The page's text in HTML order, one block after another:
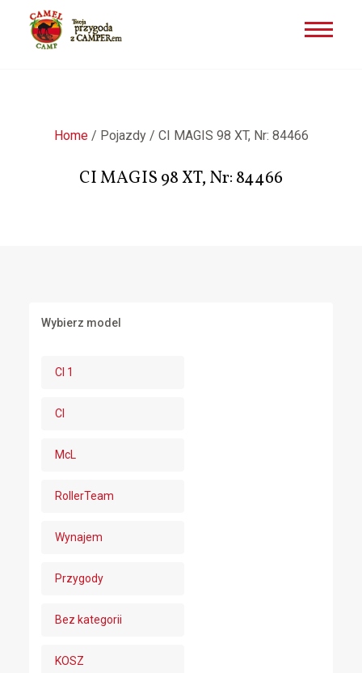
Home/ Pojazdy/ CI MAGIS 98 XT, Nr: 84466
CI MAGIS 98 XT, Nr: 84466
Wybierz model
CI 1
CI
McL
RollerTeam
Wynajem
Przygody
Bez kategorii
KOSZ